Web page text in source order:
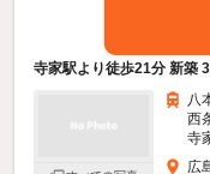
寺家駅より徒歩21分 新築
八
西
寺
広